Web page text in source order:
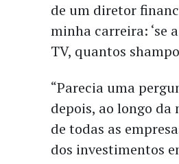
de um diretor
minha carreira: ‘se
TV, quantos
“Parecia uma
depois, ao longo da
de todas as
dos investimentos